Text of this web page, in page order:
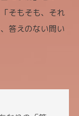
そもそも、それ
答えのない問い